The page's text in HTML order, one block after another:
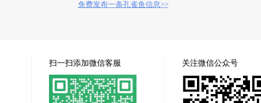
免费发布一条孔雀鱼信息>>
扫一扫添加微信客服 关注微信公众号